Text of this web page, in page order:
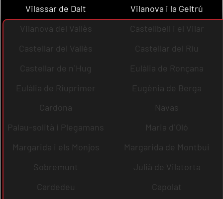
Vilassar de Dalt
Vilanova i la Geltrú
Vilanova del Vallès
Castellbell i el Vilar
Castellar del Vallès
Castellar del Riu
Castellar de n´Hug
Eulàlia de Ronçana
Eulàlia de Riuprimer
Eugènia de Berga
Cardona
Navas
Palau-solità i Plegamans
Maria d´Oló
Margarida i els Monjos
Margarida de Montbui
Sobremunt
Julià de Vilatorta
Cardedeu
Capolat